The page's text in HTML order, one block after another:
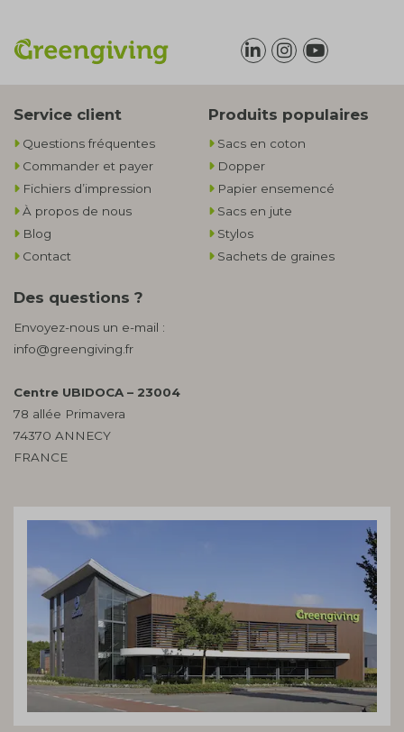
Service client
Questions fréquentes
Commander et payer
Fichiers d’impression
À propos de nous
Blog
Contact
Produits populaires
Sacs en coton
Dopper
Papier ensemencé
Sacs en jute
Stylos
Sachets de graines
Des questions ?
Envoyez-nous un e-mail :
info@greengiving.fr
Centre UBIDOCA – 23004
78 allée Primavera
74370 ANNECY
FRANCE